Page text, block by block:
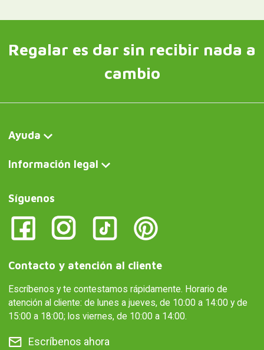
Regalar es dar sin recibir nada a
cambio
Ayuda
Información legal
Síguenos
Contacto y atención al cliente
Escríbenos y te contestamos rápidamente. Horario de
atención al cliente: de lunes a jueves, de 10:00 a 14:00 y de
15:00 a 18:00; los viernes, de 10:00 a 14:00.
Escríbenos ahora